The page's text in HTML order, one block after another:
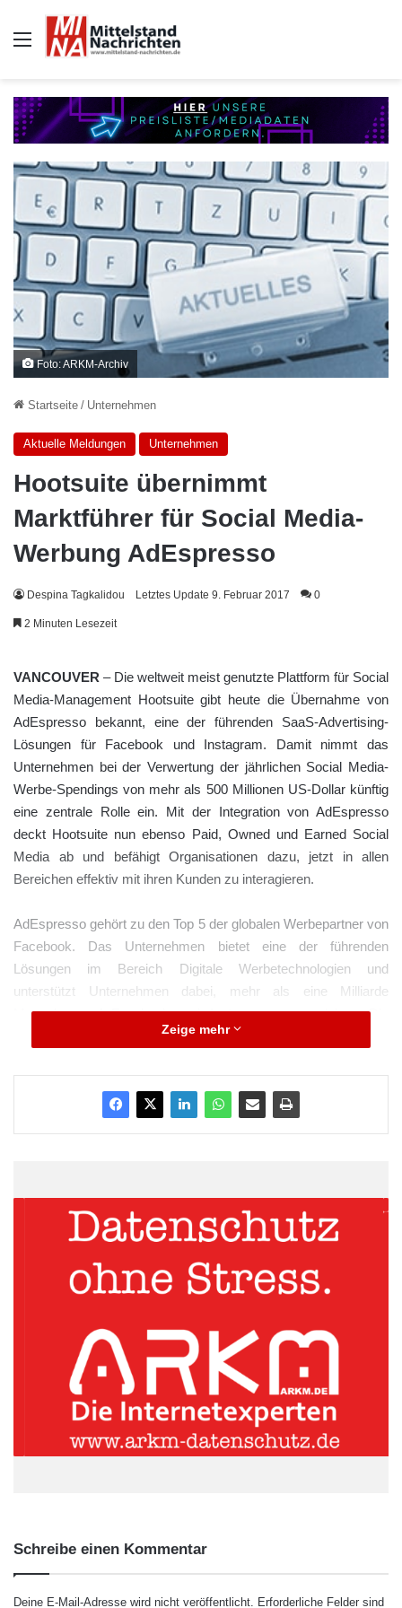
Auswahl
Foto: ARKM-Archiv
Startseite / Unternehmen
Aktuelle Meldungen Unternehmen
Hootsuite übernimmt
Marktführer für Social Media-
Werbung AdEspresso
Despina Tagkalidou Letztes Update 9. Februar 2017 0
2 Minuten Lesezeit
VANCOUVER – Die weltweit meist genutzte Plattform für Social
Media-Management Hootsuite gibt heute die Übernahme von
AdEspresso bekannt, eine der führenden SaaS-Advertising-
Lösungen für Facebook und Instagram. Damit nimmt das
Unternehmen bei der Verwertung der jährlichen Social Media-
Werbe-Spendings von mehr als 500 Millionen US-Dollar künftig
eine zentrale Rolle ein. Mit der Integration von AdEspresso
deckt Hootsuite nun ebenso Paid, Owned und Earned Social
Media ab und befähigt Organisationen dazu, jetzt in allen
Bereichen effektiv mit ihren Kunden zu interagieren.
AdEspresso gehört zu den Top 5 der globalen Werbepartner von
Facebook. Das Unternehmen bietet eine der führenden
Lösungen im Bereich Digitale Werbetechnologien und
unterstützt Unternehmen dabei, mehr als eine Milliarde
Menschen auf Facebook und Instagram zu erreichen. Die
aktuelle Übernahme unterstreicht: Hootsuite investiert
Marketing-Lösung auf dem Markt anzubieten. Unternehmen und
Organisationen, die Hootsuite einsetzen, können ihre
„Social Media-Werbung hat sich zu einem wesentlichen
Element im Marketing entwickelt. Unternehmen suchen nach
Wegen, um ein aktives und engagiertes Publikum zu erreichen.
Gleichzeitig wollen sie mehr aus ihren Inhalten und Werbe-
bieten wir unseren Kunden eine einfach zu nutzende,
leistungsfähige und bewährte Lösung, die einen messbaren
Return on Investment liefert“, erklärt Hootsuite CEO Ryan
ARKM.marketing
Zeige mehr
Schreibe einen Kommentar
Deine E-Mail-Adresse wird nicht veröffentlicht.
Erforderliche Felder sind